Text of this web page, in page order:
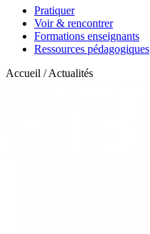
Pratiquer
Voir & rencontrer
Formations enseignants
Ressources pédagogiques
Accueil / Actualités